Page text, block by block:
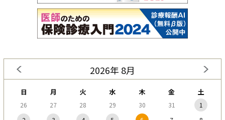
2026年 8月
日 月 火 水 木 金 土
26 27 28 29 30 31
1